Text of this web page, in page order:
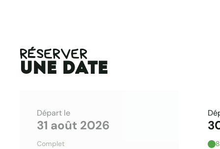
RÉSERVER
une date
Départ le
31 août 2026
Complet